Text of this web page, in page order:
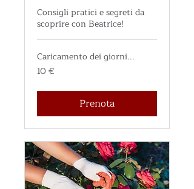
Consigli pratici e segreti da
scoprire con Beatrice!
Caricamento dei giorni...
10
euro
10 €
Prenota